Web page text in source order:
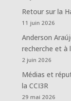
Retour sur la
11 juin 2026
Anderson
recherche et à
2 juin 2026
Médias et
la CCI3R
29 mai 2026